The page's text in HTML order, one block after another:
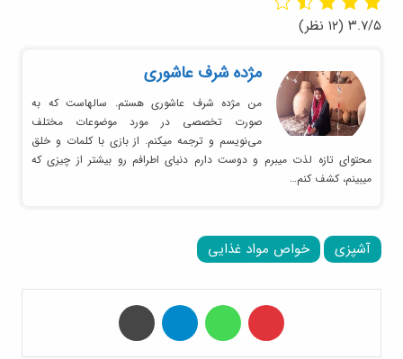
۳.۷/۵ (۱۲ نظر)
مژده شرف عاشوری
من مژده شرف عاشوری هستم. سالهاست که به
صورت تخصصی در مورد موضوعات مختلف
می‌نویسم و ترجمه میکنم. از بازی با کلمات و خلق
محتوای تازه لذت میبرم و دوست دارم دنیای اطرافم رو بیشتر از چیزی که
میبینم، کشف کنم…
آشپزی خواص مواد غذایی